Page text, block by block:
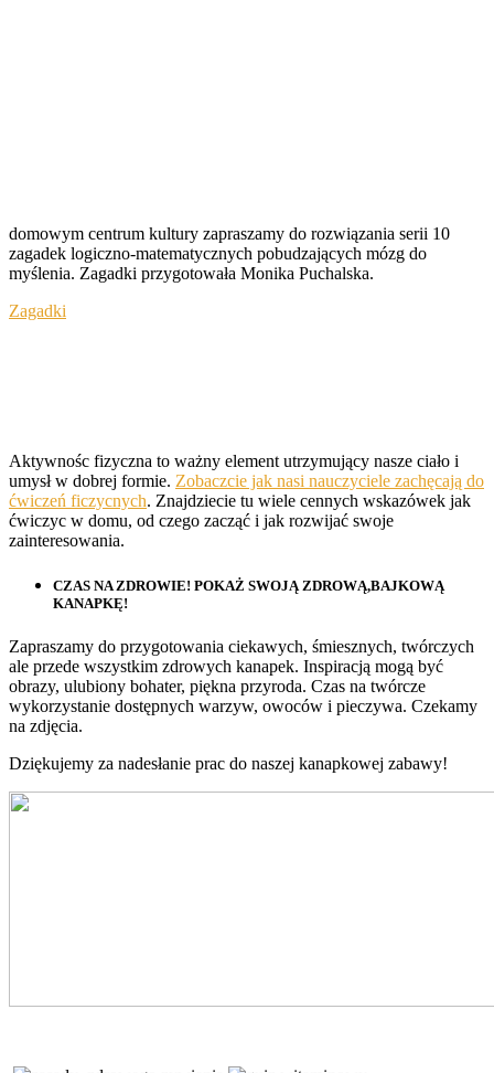
domowym centrum kultury zapraszamy do rozwiązania serii 10
zagadek logiczno-matematycznych pobudzających mózg do
myślenia. Zagadki przygotowała Monika Puchalska.
Zagadki
Aktywnośc fizyczna to ważny element utrzymujący nasze ciało i
umysł w dobrej formie. Zobaczcie jak nasi nauczyciele zachęcają do
ćwiczeń ficzycnych. Znajdziecie tu wiele cennych wskazówek jak
ćwiczyc w domu, od czego zacząć i jak rozwijać swoje
zainteresowania.
CZAS NA ZDROWIE! POKAŻ SWOJĄ ZDROWĄ,BAJKOWĄ
KANAPKĘ!
Zapraszamy do przygotowania ciekawych, śmiesznych, twórczych
ale przede wszystkim zdrowych kanapek. Inspiracją mogą być
obrazy, ulubiony bohater, piękna przyroda. Czas na twórcze
wykorzystanie dostępnych warzyw, owoców i pieczywa. Czekamy
na zdjęcia.
Dziękujemy za nadesłanie prac do naszej kanapkowej zabawy!